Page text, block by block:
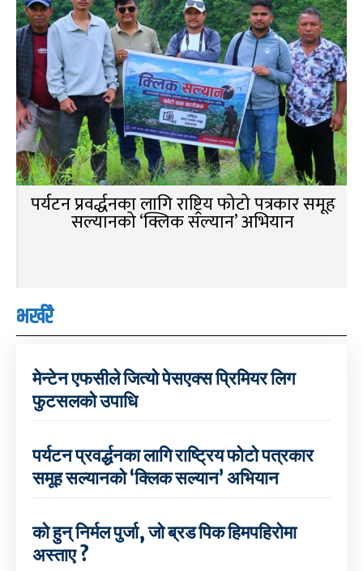
पर्यटन प्रवर्द्धनका लागि राष्ट्रिय फोटो पत्रकार समूह
सल्यानको ‘क्लिक सल्यान’ अभियान
भर्खरै
मेन्टेन एफसीले जित्यो पेसएक्स प्रिमियर लिग
फुटसलको उपाधि
पर्यटन प्रवर्द्धनका लागि राष्ट्रिय फोटो पत्रकार
समूह सल्यानको ‘क्लिक सल्यान’ अभियान
को हुन् निर्मल पुर्जा, जो ब्रड पिक हिमपहिरोमा
अस्ताए ?